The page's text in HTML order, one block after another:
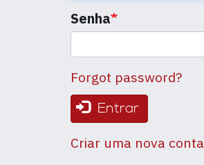
Senha
Forgot password?
Entrar
Criar uma nova conta